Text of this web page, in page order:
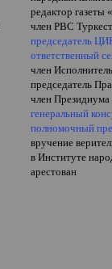
редактор газеты
член РВС
председатель
ответственный
член
председатель
член
генеральный
полномочный
вручение
в Институте
арестован